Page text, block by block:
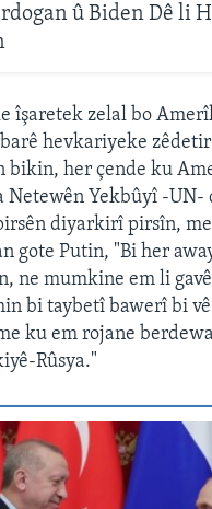
û Biden Dê li
îşaretek zelal bo
hevkariyeke
bikin, her çende ku
Netewên Yekbûyî -UN-
diyarkirî pirsîn,
gote Putin, "Bi her
ne mumkine em li
bi taybetî bawerî bi
ku em rojane
Rûsya."